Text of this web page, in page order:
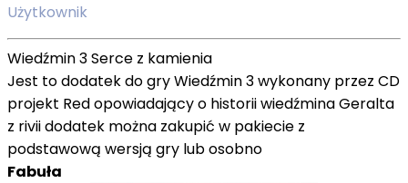
Użytkownik
Wiedźmin 3 Serce z kamienia
Jest to dodatek do gry Wiedźmin 3 wykonany przez CD
projekt Red opowiadający o historii wiedźmina Geralta
z rivii dodatek można zakupić w pakiecie z
podstawową wersją gry lub osobno
Fabuła